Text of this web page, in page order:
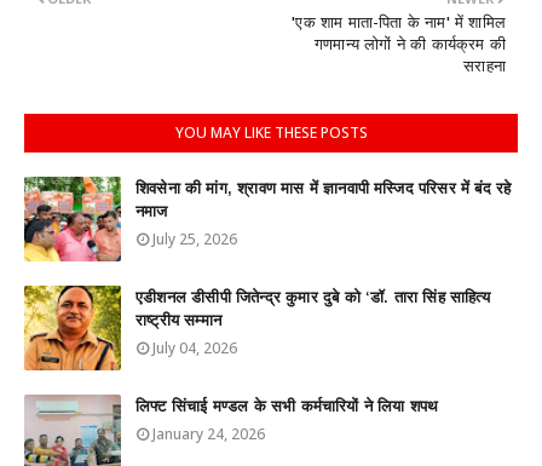
'एक शाम माता-पिता के नाम' में शामिल
गणमान्य लोगों ने की कार्यक्रम की
सराहना
YOU MAY LIKE THESE POSTS
शिवसेना की मांग, श्रावण मास में ज्ञानवापी मस्जिद परिसर में बंद रहे
नमाज
July 25, 2026
एडीशनल डीसीपी जितेन्द्र कुमार दुबे को ‘डॉ. तारा सिंह साहित्य
राष्ट्रीय सम्मान
July 04, 2026
लिफ्ट सिंचाई मण्डल के सभी कर्मचारियों ने लिया शपथ
January 24, 2026